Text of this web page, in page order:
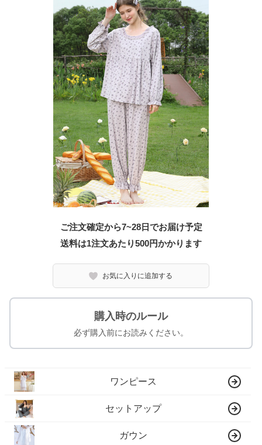
ご注文確定から7~28日でお届け予定
送料は1注文あたり500円かかります
お気に入りに追加する
購入時のルール
必ず購入前にお読みください。
ワンピース
セットアップ
ガウン